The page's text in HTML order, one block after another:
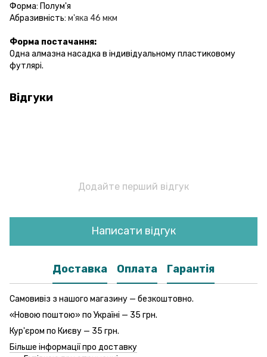
Форма: Полум'я
Абразивність: м'яка 46 мкм
Форма постачання:
Одна алмазна насадка в індивідуальному пластиковому
футлярі.
Відгуки
Додайте перший відгук
Написати відгук
Доставка Оплата Гарантія
Самовивіз з нашого магазину — безкоштовно.
«Новою поштою» по Україні — 35 грн.
Кур'єром по Києву — 35 грн.
Більше інформації про доставку